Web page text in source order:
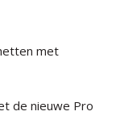
met
de nieuwe Pro